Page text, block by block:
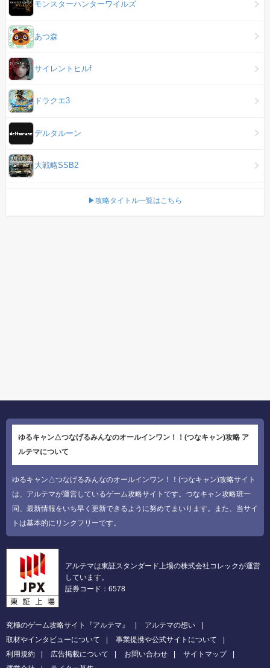
モンスターハンターワイルズ
あつ森
サイレントヒルf
ドラクエ3
デルタルーン
大戦略SSB2
▶攻略タイトル一覧はこちら
ゆるキャン△つなげるみんなのオールインワン！！(つなキャン)攻略 ア
ルテマについて
ゆるキャン△つなげるみんなのオールインワン！！(つなキャン)攻略サイト
は、アルテマが運営しているゲーム攻略サイトです。つなキャン攻略班一
同、最新情報をいち早く更新できるように努めてまいります。また、当サイ
トは基本的にリンクフリーです。
アルテマは東証スタンダード上場の株式会社コレックが運営
しています。
証券コード：6578
究極のゲーム攻略サイト『アルテマ』
アルテマの想い
取材やインタビューについて
事業提携や公式サイトについて
利用規約
広告掲載について お問い合わせ
サイトマップ